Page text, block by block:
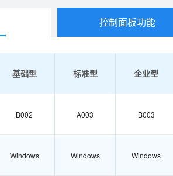
控制面板功能
基础型 标准型 企业型
B002 A003 B003
Windows Windows Windows